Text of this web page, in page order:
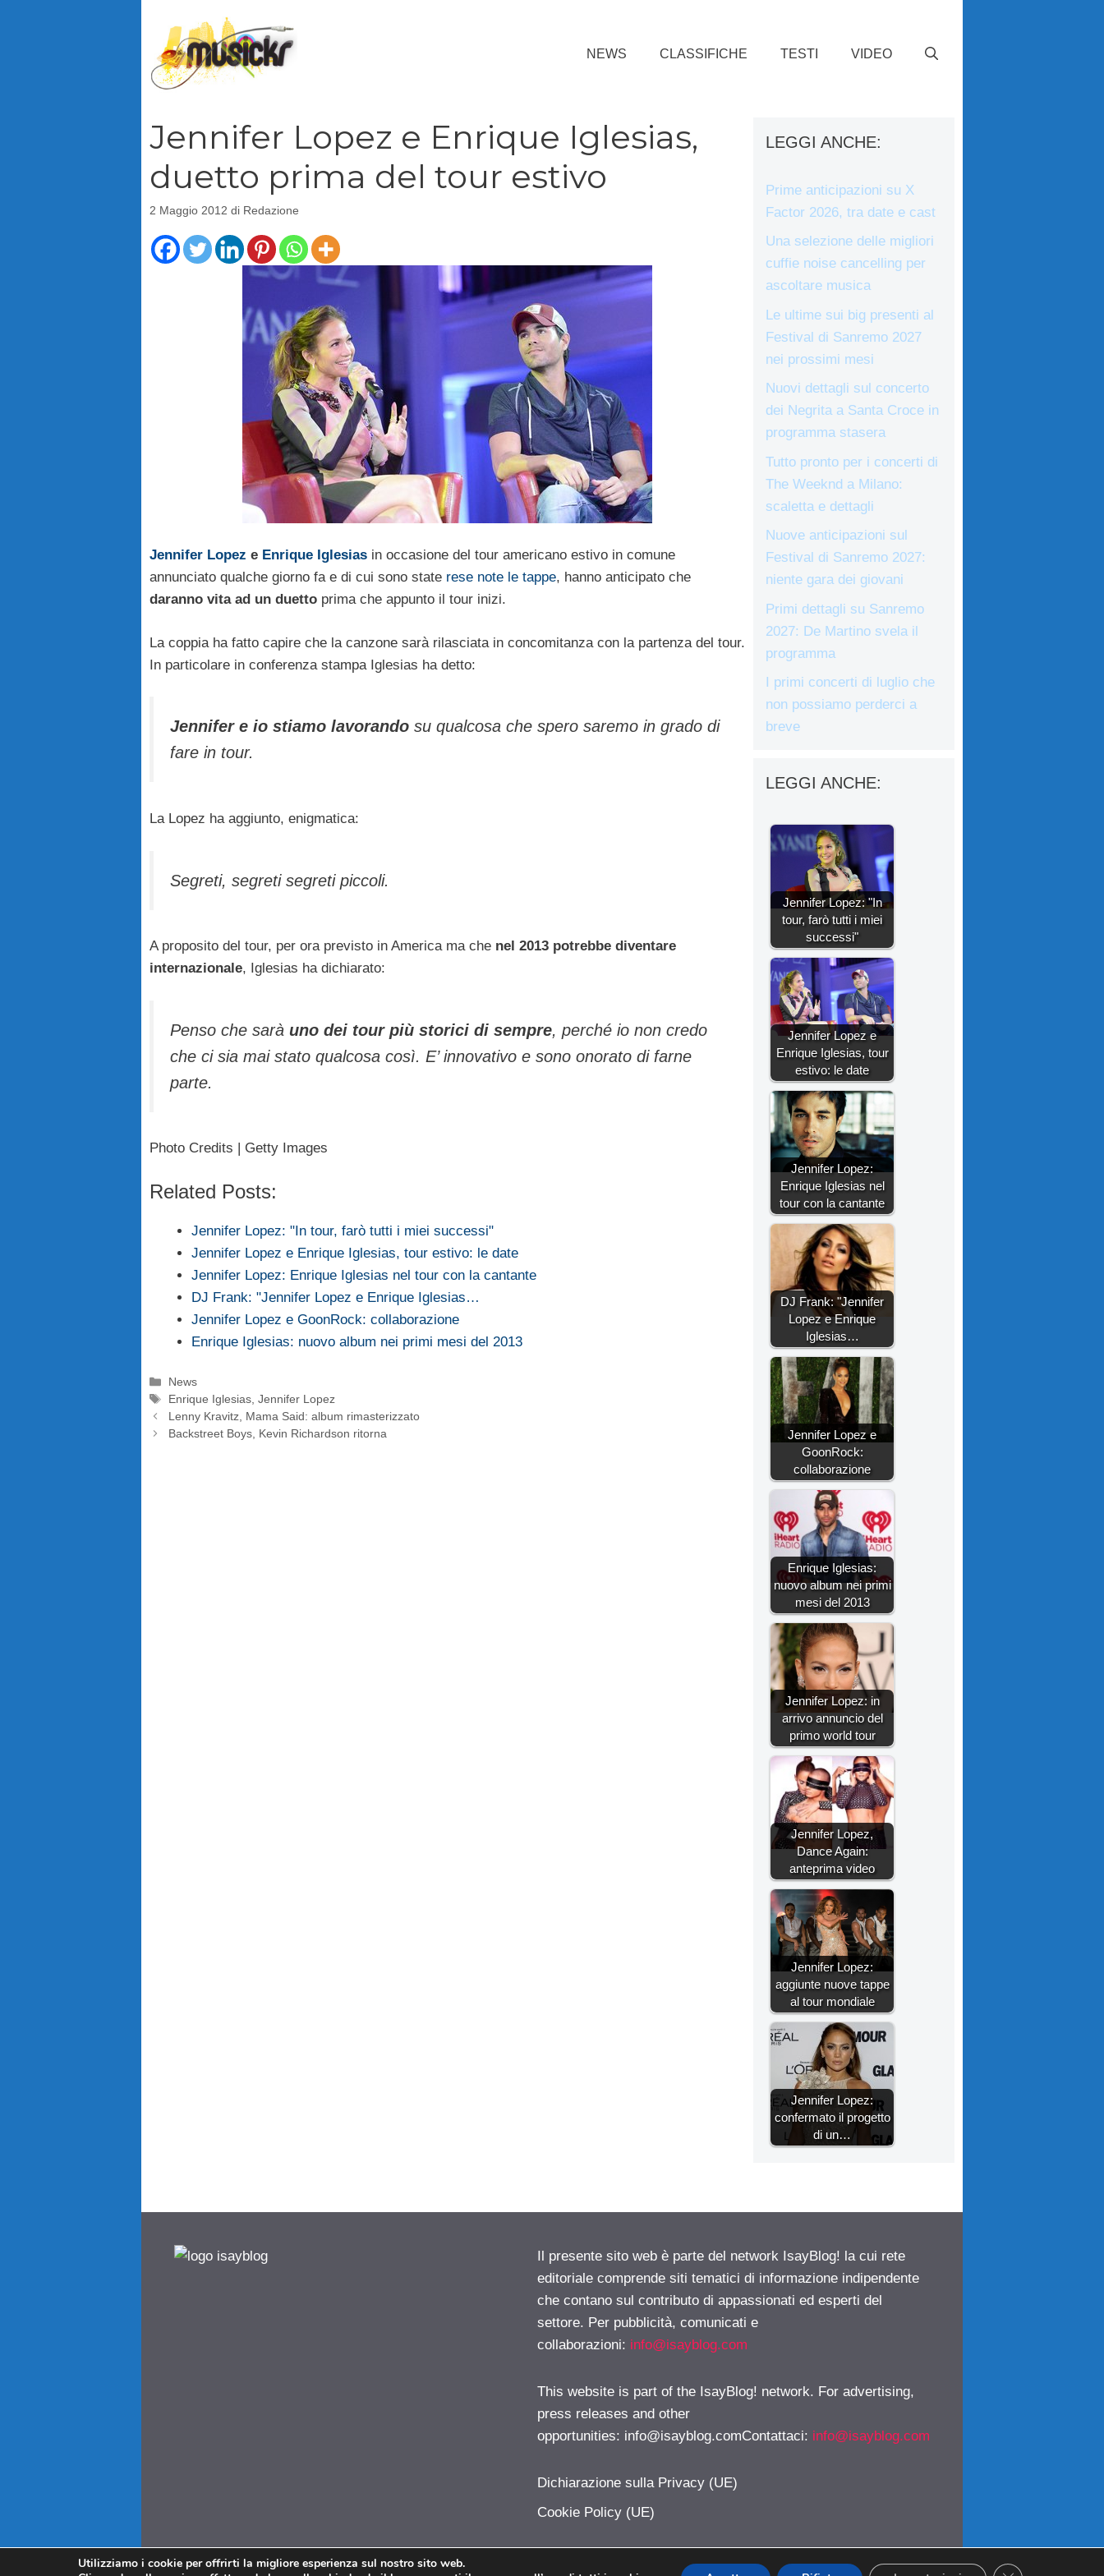
NEWS CLASSIFICHE TESTI VIDEO
Jennifer Lopez e Enrique Iglesias,
duetto prima del tour estivo
2 Maggio 2012 di Redazione
Jennifer Lopez e Enrique Iglesias in occasione del tour americano estivo in comune
annunciato qualche giorno fa e di cui sono state rese note le tappe, hanno anticipato che
daranno vita ad un duetto prima che appunto il tour inizi.
La coppia ha fatto capire che la canzone sarà rilasciata in concomitanza con la partenza del tour.
In particolare in conferenza stampa Iglesias ha detto:
Jennifer e io stiamo lavorando su qualcosa che spero saremo in grado di
fare in tour.
La Lopez ha aggiunto, enigmatica:
Segreti, segreti segreti piccoli.
A proposito del tour, per ora previsto in America ma che nel 2013 potrebbe diventare
internazionale, Iglesias ha dichiarato:
Penso che sarà uno dei tour più storici di sempre, perché io non credo
che ci sia mai stato qualcosa così. E’ innovativo e sono onorato di farne
parte.
Photo Credits | Getty Images
Related Posts:
Jennifer Lopez: "In tour, farò tutti i miei successi"
Jennifer Lopez e Enrique Iglesias, tour estivo: le date
Jennifer Lopez: Enrique Iglesias nel tour con la cantante
DJ Frank: "Jennifer Lopez e Enrique Iglesias…
Jennifer Lopez e GoonRock: collaborazione
Enrique Iglesias: nuovo album nei primi mesi del 2013
Categorie
News
Tag
Enrique Iglesias,Jennifer Lopez
Lenny Kravitz, Mama Said: album rimasterizzato
Backstreet Boys, Kevin Richardson ritorna
LEGGI ANCHE:
Prime anticipazioni su X
Factor 2026, tra date e cast
Una selezione delle migliori
cuffie noise cancelling per
ascoltare musica
Le ultime sui big presenti al
Festival di Sanremo 2027
nei prossimi mesi
Nuovi dettagli sul concerto
dei Negrita a Santa Croce in
programma stasera
Tutto pronto per i concerti di
The Weeknd a Milano:
scaletta e dettagli
Nuove anticipazioni sul
Festival di Sanremo 2027:
niente gara dei giovani
Primi dettagli su Sanremo
2027: De Martino svela il
programma
I primi concerti di luglio che
non possiamo perderci a
breve
LEGGI ANCHE:
Jennifer Lopez: "In
tour, farò tutti i miei
successi"
Jennifer Lopez e
Enrique Iglesias, tour
estivo: le date
Jennifer Lopez:
Enrique Iglesias nel
tour con la cantante
DJ Frank: "Jennifer
Lopez e Enrique
Iglesias…
Jennifer Lopez e
GoonRock:
collaborazione
Enrique Iglesias:
nuovo album nei primi
mesi del 2013
Jennifer Lopez: in
arrivo annuncio del
primo world tour
Jennifer Lopez,
Dance Again:
anteprima video
Jennifer Lopez:
aggiunte nuove tappe
al tour mondiale
Jennifer Lopez:
confermato il progetto
di un…
Il presente sito web è parte del network IsayBlog! la cui rete
editoriale comprende siti tematici di informazione indipendente
che contano sul contributo di appassionati ed esperti del
settore. Per pubblicità, comunicati e
collaborazioni: info@isayblog.com
This website is part of the IsayBlog! network. For advertising,
press releases and other
opportunities: info@isayblog.comContattaci: info@isayblog.com
Dichiarazione sulla Privacy (UE)
Cookie Policy (UE)
Utilizziamo i cookie per offrirti la migliore esperienza sul nostro sito web.